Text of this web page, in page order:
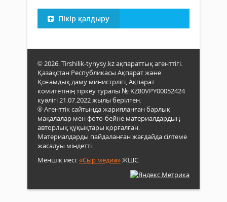
Пікір қалдыру
© 2026. Tirshilik-tynysy.kz ақпараттық агенттігі.
Қазақстан Республикасы Ақпарат және
Қоғамдық даму министрлігі, Ақпарат
комитетінің тіркеу туралы № KZ80VPY00052424
куәлігі 21.07.2022 жылы берілген.
® Агенттік сайтында жарияланған барлық
мақалалар мен фото-бейне материалдардың
авторлық құқықтары қорғалған.
Материалдарды пайдаланған жағдайда сілтеме
жасалуы міндетті.
Меншік иесі:«Сыр медиа»ЖШС.